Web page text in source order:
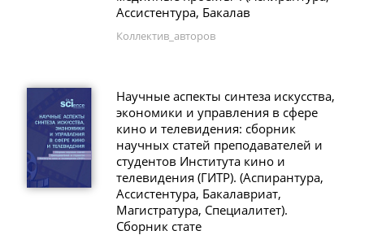
Ассистентура, Бакалав
Коллектив_авторов
Научные аспекты синтеза искусства,
экономики и управления в сфере
кино и телевидения: сборник
научных статей преподавателей и
студентов Института кино и
телевидения (ГИТР). (Аспирантура,
Ассистентура, Бакалавриат,
Магистратура, Специалитет).
Сборник стате